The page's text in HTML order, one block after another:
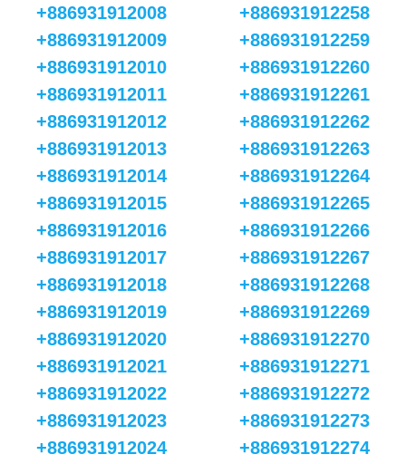
+886931912008
+886931912009
+886931912010
+886931912011
+886931912012
+886931912013
+886931912014
+886931912015
+886931912016
+886931912017
+886931912018
+886931912019
+886931912020
+886931912021
+886931912022
+886931912023
+886931912024
+886931912258
+886931912259
+886931912260
+886931912261
+886931912262
+886931912263
+886931912264
+886931912265
+886931912266
+886931912267
+886931912268
+886931912269
+886931912270
+886931912271
+886931912272
+886931912273
+886931912274